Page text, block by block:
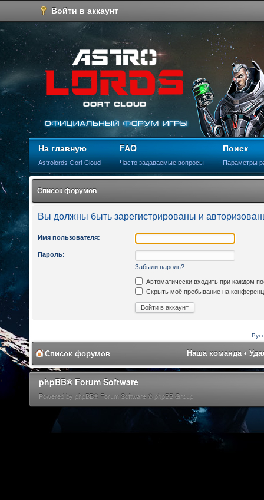
Войти в аккаунт
На главную
Astrolords Oort Cloud
FAQ
Часто задаваемые вопросы
Поиск
Параметры
Список форумов
Вы должны быть зарегистрированы и
Имя пользователя:
Пароль:
Забыли пароль?
Автоматически входить при каждом
Скрыть моё пребывание на
Список форумов Наша команда•
phpBB® Forum Software
Powered by phpBB® Forum Software © phpBB Group